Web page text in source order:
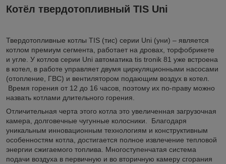
Котёл твердотопливный TIS Uni
Твердотопливные котлы TIS (тис) серии Uni (уни) – является
котлом премиум сегмента, работает на дровах, торфобрикете
и угле. У котлов серии Uni автоматика tis tronik 81 уже встроена
в котел, в работе управляет двумя циркуляционными насосами
(отопление, ГВС) и вентилятором подающим воздух в котел.
Время горения от 12 до 16 часов, поэтому их по-праву можно
назвать котлами длительного горения.
Отличительная черта этого котла это увеличенная загрузочная
камера, долговечные чугунные колосники. Благодаря
уникальным инновационным технологиям и конструктивным
особенностям котла, достигается полное извлечение тепловой
энергии сжигаемого топлива. Многоступенчатая система
подачи воздуха в первичную и во вторичную камеру сгорания